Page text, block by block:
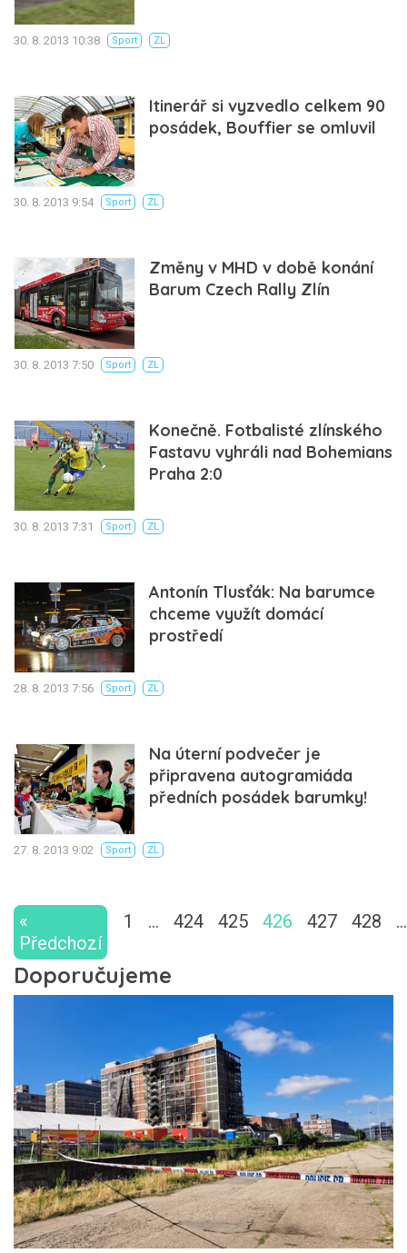
30. 8. 2013 10:38 Sport ZL
Itinerář si vyzvedlo celkem 90
posádek, Bouffier se omluvil
30. 8. 2013 9:54 Sport ZL
Změny v MHD v době konání
Barum Czech Rally Zlín
30. 8. 2013 7:50 Sport ZL
Konečně. Fotbalisté zlínského
Fastavu vyhráli nad Bohemians
Praha 2:0
30. 8. 2013 7:31 Sport ZL
Antonín Tlusťák: Na barumce
chceme využít domácí
prostředí
28. 8. 2013 7:56 Sport ZL
Na úterní podvečer je
připravena autogramiáda
předních posádek barumky!
27. 8. 2013 9:02 Sport ZL
«
Předchozí
1 … 424 425 426 427 428 …